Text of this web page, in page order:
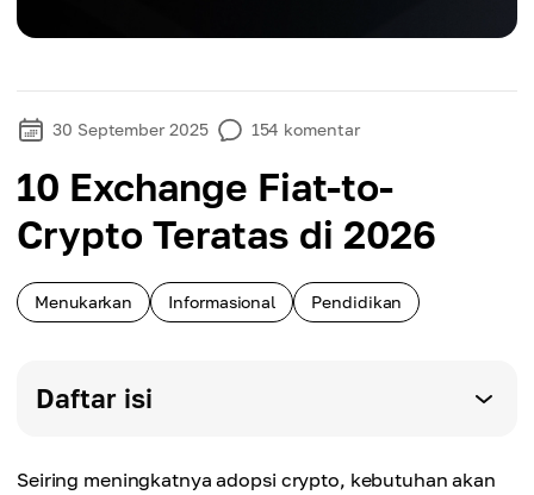
30 September 2025 154 komentar
10 Exchange Fiat-to-
Crypto Teratas di 2026
Menukarkan Informasional Pendidikan
Daftar isi
Seiring meningkatnya adopsi crypto, kebutuhan akan